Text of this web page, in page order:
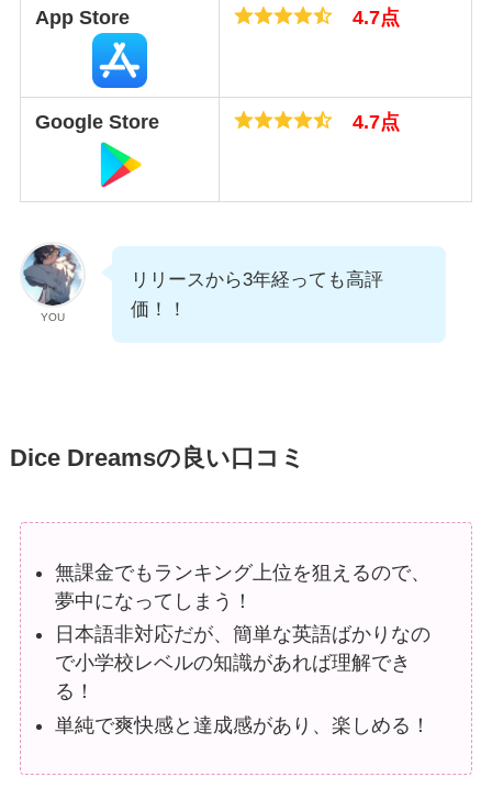
App Store 4.7点
Google Store 4.7点
YOU
リリースから3年経っても高評
価！！
Dice Dreamsの良い口コミ
無課金でもランキング上位を狙えるので、
夢中になってしまう！
日本語非対応だが、簡単な英語ばかりなの
で小学校レベルの知識があれば理解でき
る！
単純で爽快感と達成感があり、楽しめる！